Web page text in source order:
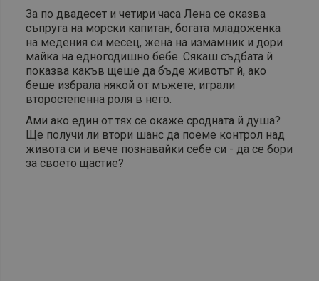
За по двадесет и четири часа Лена се оказва
съпруга на морски капитан, богата младоженка
на медения си месец, жена на измамник и дори
майка на едногодишно бебе. Сякаш съдбата й
показва какъв щеше да бъде животът й, ако
беше избрала някой от мъжете, играли
второстепенна роля в него.
Ами ако един от тях се окаже сродната й душа?
Ще получи ли втори шанс да поеме контрол над
живота си и вече познавайки себе си - да се бори
за своето щастие?